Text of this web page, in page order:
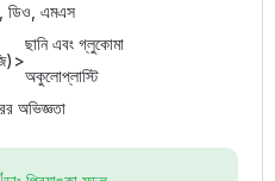
ডিও, এমএস
>
ছানি এবং গ্লুকোমা
অকুলোপ্লাস্টি
অভিজ্ঞতা